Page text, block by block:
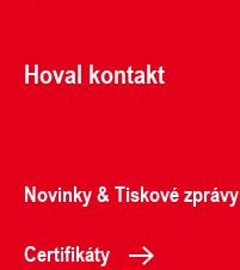
Hoval kontakt
Novinky & Tiskové zprávy
Certifikáty